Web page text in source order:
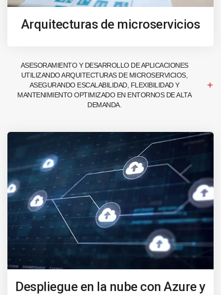
Arquitecturas de microservicios
ASESORAMIENTO Y DESARROLLO DE APLICACIONES
UTILIZANDO ARQUITECTURAS DE MICROSERVICIOS,
ASEGURANDO ESCALABILIDAD, FLEXIBILIDAD Y
MANTENIMIENTO OPTIMIZADO EN ENTORNOS DE ALTA
DEMANDA.
Despliegue en la nube con Azure y